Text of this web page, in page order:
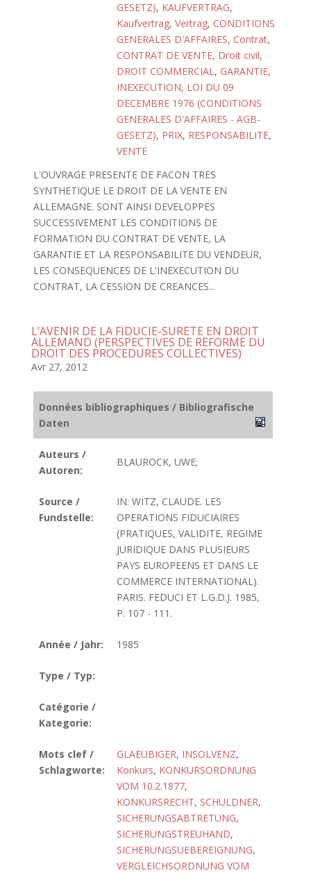
GESETZ), KAUFVERTRAG,
Kaufvertrag, Vertrag, CONDITIONS
GENERALES D'AFFAIRES, Contrat,
CONTRAT DE VENTE, Droit civil,
DROIT COMMERCIAL, GARANTIE,
INEXECUTION, LOI DU 09
DECEMBRE 1976 (CONDITIONS
GENERALES D'AFFAIRES - AGB-
GESETZ), PRIX, RESPONSABILITE,
VENTE
L'OUVRAGE PRESENTE DE FACON TRES
SYNTHETIQUE LE DROIT DE LA VENTE EN
ALLEMAGNE. SONT AINSI DEVELOPPES
SUCCESSIVEMENT LES CONDITIONS DE
FORMATION DU CONTRAT DE VENTE, LA
GARANTIE ET LA RESPONSABILITE DU VENDEUR,
LES CONSEQUENCES DE L'INEXECUTION DU
CONTRAT, LA CESSION DE CREANCES...
L’AVENIR DE LA FIDUCIE-SURETE EN DROIT
ALLEMAND (PERSPECTIVES DE REFORME DU
DROIT DES PROCEDURES COLLECTIVES)
Avr 27, 2012
Données bibliographiques / Bibliografische
Daten
Auteurs /
Autoren:
BLAUROCK, UWE;
Source /
Fundstelle:
IN: WITZ, CLAUDE. LES
OPERATIONS FIDUCIAIRES
(PRATIQUES, VALIDITE, REGIME
JURIDIQUE DANS PLUSIEURS
PAYS EUROPEENS ET DANS LE
COMMERCE INTERNATIONAL).
PARIS. FEDUCI ET L.G.D.J. 1985,
P. 107 - 111.
Année / Jahr: 1985
Type / Typ:
Catégorie /
Kategorie:
Mots clef /
Schlagworte:
GLAEUBIGER, INSOLVENZ,
Konkurs, KONKURSORDNUNG
VOM 10.2.1877,
KONKURSRECHT, SCHULDNER,
SICHERUNGSABTRETUNG,
SICHERUNGSTREUHAND,
SICHERUNGSUEBEREIGNUNG,
VERGLEICHSORDNUNG VOM